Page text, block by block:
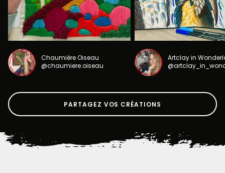
Chaumière Oiseau
@chaumiere.oiseau
Artclay in
PARTAGEZ VOS CRÉATIONS